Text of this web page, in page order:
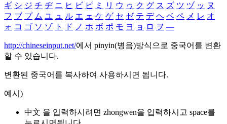
ギ シ ジ チ ヂ ニ ヒ ビ ピ ミ リ ウ ゥ ク グ ス ズ ツ ヅ ッ ヌ
フ ブ プ ム ユ ュ ル エ ェ ケ ゲ セ ゼ テ デ ヘ ベ ペ メ レ オ
ォ コ ゴ ソ ゾ ト ド ノ ホ ボ ポ モ ヨ ョ ロ ヲ ―
http://chineseinput.net/에서 pinyin(병음)방식으로 중국어를 변환
할 수 있습니다.
변환된 중국어를 복사하여 사용하시면 됩니다.
예시)
中文 을 입력하시려면 zhongwen을 입력하시고 space를